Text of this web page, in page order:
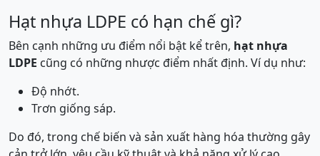
Hạt nhựa LDPE có hạn chế gì?
Bên cạnh những ưu điểm nổi bật kể trên, hạt nhựa
LDPE cũng có những nhược điểm nhất định. Ví dụ như:
Độ nhớt.
Trơn giống sáp.
Do đó, trong chế biến và sản xuất hàng hóa thường gây